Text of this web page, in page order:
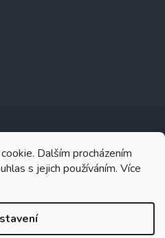
Dalším procházením
s jejich používáním. Více